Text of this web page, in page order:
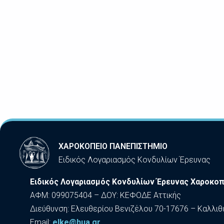
ΧΑΡΟΚΟΠΕΙΟ ΠΑΝΕΠΙΣΤΗΜΙΟ
Ειδικός Λογαριασμός Κονδυλίων Έρευνας
Ειδικός Λογαριασμός Κονδυλίων Έρευνας
ΑΦΜ: 099075404 – ΔΟΥ: ΚΕΦΟΔΕ Αττικής
Διεύθυνση: Ελευθερίου Βενιζέλου 70-17676 –